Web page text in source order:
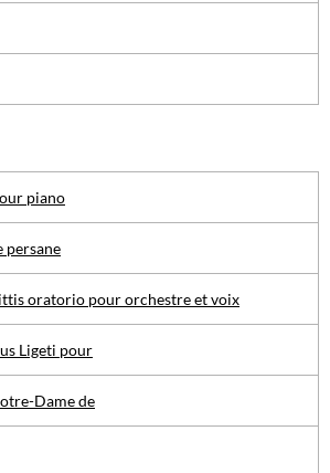
piano
persane
oratorio pour orchestre et voix
Ligeti pour
Dame de